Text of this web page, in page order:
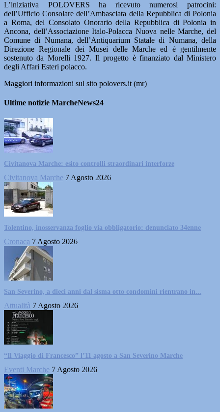
L’iniziativa POLOVERS ha ricevuto numerosi patrocini:
dell’Ufficio Consolare dell’Ambasciata della Repubblica di Polonia
a Roma, del Consolato Onorario della Repubblica di Polonia in
Ancona, dell’Associazione Italo-Polacca Nuova nelle Marche, del
Comune di Numana, dell’Antiquarium Statale di Numana, della
Direzione Regionale dei Musei delle Marche ed è gentilmente
sostenuto da Morelli 1927. Il progetto è finanziato dal Ministero
degli Affari Esteri polacco.
Maggiori informazioni sul sito polovers.it (mr)
Ultime notizie MarcheNews24
Civitanova Marche: esito controlli straordinari interforze
Civitanova Marche 7 Agosto 2026
Tolentino, inosservanza foglio via obbligatorio: denunciato 34enne
Cronaca 7 Agosto 2026
San Severino, a dieci anni dal sisma otto condomini rientrano in...
Attualità 7 Agosto 2026
“Il Viaggio di Francesco” l’11 agosto a San Severino Marche
Eventi Marche 7 Agosto 2026